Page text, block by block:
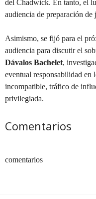
del Chadwick. En tanto, el
audiencia de preparación de
Asimismo, se fijó para el
audiencia para discutir el
Dávalos Bachelet,
eventual responsabilidad en
incompatible, tráfico de
privilegiada.
Comentarios
comentarios